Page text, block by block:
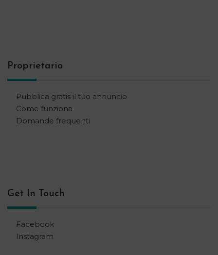
Proprietario
Pubblica gratis il tuo annuncio
Come funziona
Domande frequenti
Get In Touch
Facebook
Instagram